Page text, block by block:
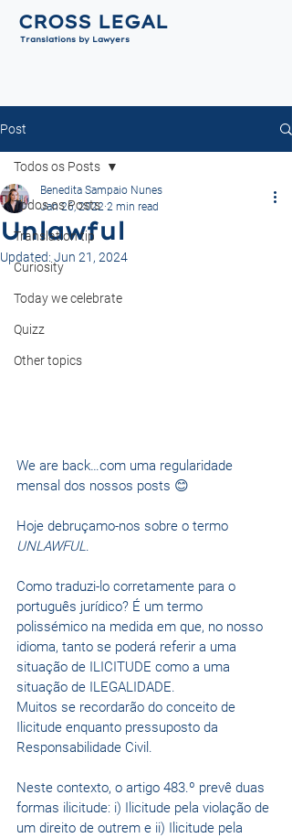
Translations by Lawyers
CROSS LEGAL
Post
Todos os Posts
Translation tip
Curiosity
Today we celebrate
Quizz
Other topics
Todos os Posts
Unlawful
Benedita Sampaio Nunes
Jan 26, 2022 2 min read
Updated: Jun 21, 2024
We are back…com uma regularidade
mensal dos nossos posts 😊
Hoje debruçamo-nos sobre o termo
UNLAWFUL.
Como traduzi-lo corretamente para o
português jurídico? É um termo
polissémico na medida em que, no nosso
idioma, tanto se poderá referir a uma
situação de ILICITUDE como a uma
situação de ILEGALIDADE.
Muitos se recordarão do conceito de
Ilicitude enquanto pressuposto da
Responsabilidade Civil.
Neste contexto, o artigo 483.º prevê duas
formas ilicitude: i) Ilicitude pela violação de
um direito de outrem e ii) Ilicitude pela